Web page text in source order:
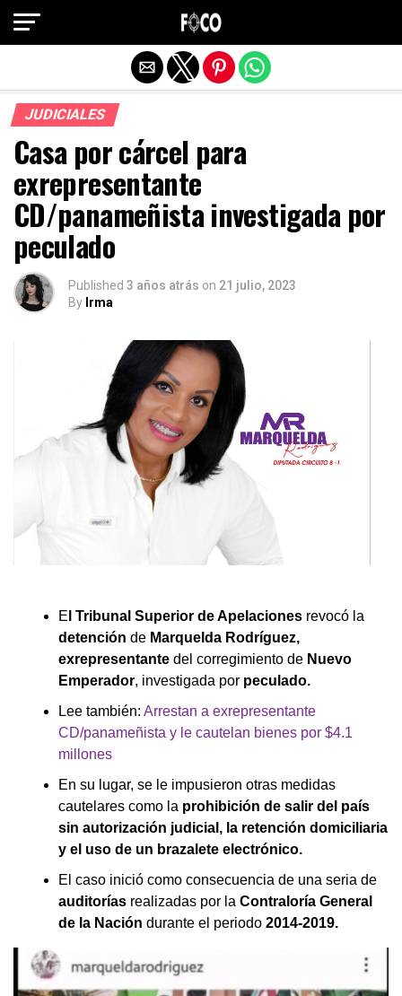
JUDICIALES
Casa por cárcel para
exrepresentante
CD/panameñista investigada por
peculado
Published 3 años atrás on 21 julio, 2023
By Irma
E l Tribunal Superior de Apelaciones revocó la
detención de Marquelda Rodríguez,
exrepresentante del corregimiento de Nuevo
Emperador, investigada por peculado.
Lee también: Arrestan a exrepresentante
CD/panameñista y le cautelan bienes por $4.1
millones
En su lugar, se le impusieron otras medidas
cautelares como la prohibición de salir del país
sin autorización judicial, la retención domiciliaria
y el uso de un brazalete electrónico.
El caso inició como consecuencia de una seria de
auditorías realizadas por la Contraloría General
de la Nación durante el periodo 2014-2019.
Salir de la versión móvil